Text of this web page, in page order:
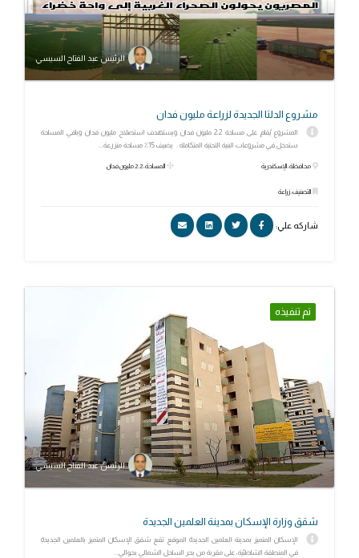
الرئيس عبد الفتاح السيسي
مشروع الدلتا الجديدة لزراعة مليون فدان
المشروع يُقام على مساحة 2.2 مليون فدان ويستهدف استصلاح مليون فدان وباقي المساحة
ستدخل في مشروعات البنية التحتية المتكاملة . يضيف 15٪ مساحة منزرعة...
محافظة: الإسكندرية
التصنيف: زراعة
المساحة: 2.2 مليون فدان
شاركه علي:
تم تنفيذه
الرئيس عبد الفتاح السيسي
شقق وزارة الإسكان بمدينة العلمين الجديدة
الإسكان المتميز بمدينة العلمين الجديدة الموقع تقع شقق الإسكان المتميز بالعلمين الجديدة
في المنطقة الشاطئية، على مقربة من بحر الساحل الشمالي بحوالي...